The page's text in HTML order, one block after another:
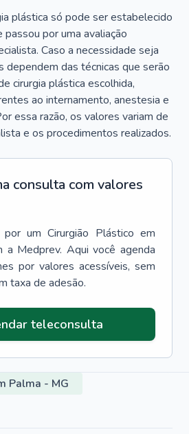
plástica só pode ser estabelecido
por uma avaliação
Caso a necessidade seja
dependem das técnicas que serão
cirurgia plástica escolhida,
ao internamento, anestesia e
essa razão, os valores variam de
e os procedimentos realizados.
consulta com valores
por um Cirurgião Plástico em
a Medprev. Aqui você agenda
por valores acessíveis, sem
taxa de adesão.
teleconsulta
Palma - MG